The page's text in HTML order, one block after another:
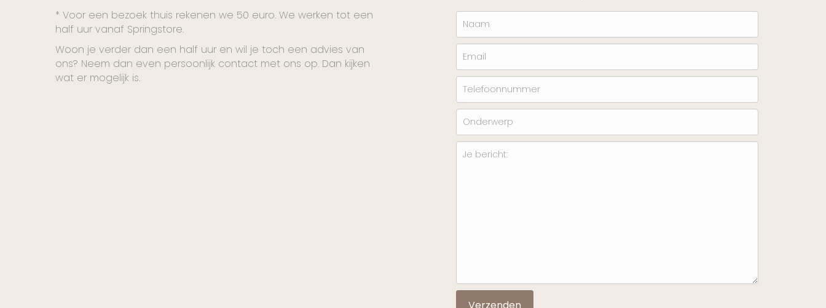
* Voor een bezoek thuis rekenen we 50 euro. We werken tot een
half uur vanaf Springstore.
Woon je verder dan een half uur en wil je toch een advies van
ons? Neem dan even persoonlijk contact met ons op. Dan kijken
wat er mogelijk is.